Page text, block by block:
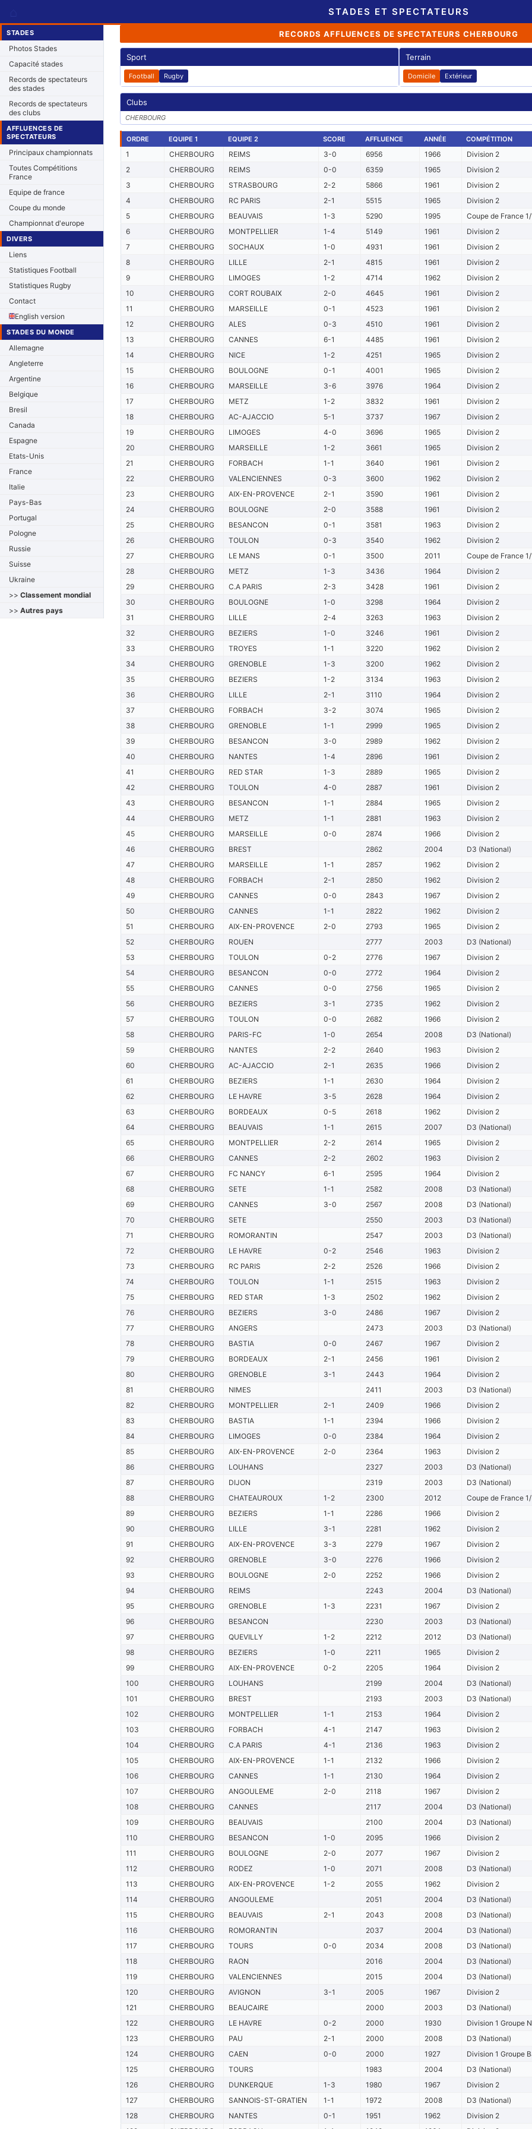
STADES ET SPECTATEURS
STADES
Photos Stades
Capacité stades
Records de spectateurs
des stades
Records de spectateurs
des clubs
AFFLUENCES DE
SPECTATEURS
Principaux championnats
Toutes Compétitions
France
Equipe de france
Coupe du monde
Championnat d'europe
DIVERS
Liens
Statistiques Football
Statistiques Rugby
Contact
English version
STADES DU MONDE
Allemagne
Angleterre
Argentine
Belgique
Bresil
Canada
Espagne
Etats-Unis
France
Italie
Pays-Bas
Portugal
Pologne
Russie
Suisse
Ukraine
>> Classement mondial
>> Autres pays
RECORDS AFFLUENCES DE SPECTATEURS CHERBOURG
Sport
Football Rugby
Terrain
Domicile Extérieur
Clubs
CHERBOURG
ORDRE EQUIPE 1 EQUIPE 2 SCORE AFFLUENCE ANNÉE COMPÉTITION
1 CHERBOURG REIMS 3-0 6956 1966
Division 2
2
CHERBOURG REIMS 0-0 6359 1965
Division 2
3
CHERBOURG STRASBOURG 2-2 5866 1961
Division 2
4
CHERBOURG RC PARIS 2-1 5515 1965
Division 2
5
CHERBOURG BEAUVAIS 1-3 5290 1995
Coupe de France
6
CHERBOURG MONTPELLIER 1-4 5149 1961
Division 2
7
CHERBOURG SOCHAUX 1-0 4931 1961
Division 2
8
CHERBOURG LILLE 2-1 4815 1961
Division 2
9
CHERBOURG LIMOGES 1-2 4714 1962
Division 2
10
CHERBOURG CORT ROUBAIX 2-0 4645 1961
Division 2
11
CHERBOURG MARSEILLE 0-1 4523 1961
Division 2
12
CHERBOURG ALES 0-3 4510 1961
Division 2
13
CHERBOURG CANNES 6-1 4485 1961
Division 2
14
CHERBOURG NICE 1-2 4251 1965
Division 2
15
CHERBOURG BOULOGNE 0-1 4001 1965
Division 2
16
CHERBOURG MARSEILLE 3-6 3976 1964
Division 2
17
CHERBOURG METZ 1-2 3832 1961
Division 2
18
CHERBOURG AC-AJACCIO 5-1 3737 1967
Division 2
19
CHERBOURG LIMOGES 4-0 3696 1965
Division 2
20
CHERBOURG MARSEILLE 1-2 3661 1965
Division 2
21
CHERBOURG FORBACH 1-1 3640 1961
Division 2
22
CHERBOURG VALENCIENNES 0-3 3600 1962
Division 2
23
CHERBOURG AIX-EN-PROVENCE 2-1 3590 1961
Division 2
24
CHERBOURG BOULOGNE 2-0 3588 1961
Division 2
25
CHERBOURG BESANCON 0-1 3581 1963
Division 2
26
CHERBOURG TOULON 0-3 3540 1962
Division 2
27
CHERBOURG LE MANS 0-1 3500 2011
Coupe de France
28
CHERBOURG METZ 1-3 3436 1964
Division 2
29
CHERBOURG C.A PARIS 2-3 3428 1961
Division 2
30
CHERBOURG BOULOGNE 1-0 3298 1964
Division 2
31
CHERBOURG LILLE 2-4 3263 1963
Division 2
32
CHERBOURG BEZIERS 1-0 3246 1961
Division 2
33
CHERBOURG TROYES 1-1 3220 1962
Division 2
34
CHERBOURG GRENOBLE 1-3 3200 1962
Division 2
35
CHERBOURG BEZIERS 1-2 3134 1963
Division 2
36
CHERBOURG LILLE 2-1 3110 1964
Division 2
37
CHERBOURG FORBACH 3-2 3074 1965
Division 2
38
CHERBOURG GRENOBLE 1-1 2999 1965
Division 2
39
CHERBOURG BESANCON 3-0 2989 1962
Division 2
40
CHERBOURG NANTES 1-4 2896 1961
Division 2
41
CHERBOURG RED STAR 1-3 2889 1965
Division 2
42
CHERBOURG TOULON 4-0 2887 1961
Division 2
43
CHERBOURG BESANCON 1-1 2884 1965
Division 2
44
CHERBOURG METZ 1-1 2881 1963
Division 2
45
CHERBOURG MARSEILLE 0-0 2874 1966
Division 2
46
CHERBOURG BREST 2862 2004
D3 (National)
47
CHERBOURG MARSEILLE 1-1 2857 1962
Division 2
48
CHERBOURG FORBACH 2-1 2850 1962
Division 2
49
CHERBOURG CANNES 0-0 2843 1967
Division 2
50
CHERBOURG CANNES 1-1 2822 1962
Division 2
51
CHERBOURG AIX-EN-PROVENCE 2-0 2793 1965
Division 2
52
CHERBOURG ROUEN 2777 2003
D3 (National)
53
CHERBOURG TOULON 0-2 2776 1967
Division 2
54
CHERBOURG BESANCON 0-0 2772 1964
Division 2
55
CHERBOURG CANNES 0-0 2756 1965
Division 2
56
CHERBOURG BEZIERS 3-1 2735 1962
Division 2
57
CHERBOURG TOULON 0-0 2682 1966
Division 2
58
CHERBOURG PARIS-FC 1-0 2654 2008
D3 (National)
59
CHERBOURG NANTES 2-2 2640 1963
Division 2
60
CHERBOURG AC-AJACCIO 2-1 2635 1966
Division 2
61
CHERBOURG BEZIERS 1-1 2630 1964
Division 2
62
CHERBOURG LE HAVRE 3-5 2628 1964
Division 2
63
CHERBOURG BORDEAUX 0-5 2618 1962
Division 2
64
CHERBOURG BEAUVAIS 1-1 2615 2007
D3 (National)
65
CHERBOURG MONTPELLIER 2-2 2614 1965
Division 2
66
CHERBOURG CANNES 2-2 2602 1963
Division 2
67
CHERBOURG FC NANCY 6-1 2595 1964
Division 2
68
CHERBOURG SETE 1-1 2582 2008
D3 (National)
69
CHERBOURG CANNES 3-0 2567 2008
D3 (National)
70
CHERBOURG SETE 2550 2003
D3 (National)
71
CHERBOURG ROMORANTIN 2547 2003
D3 (National)
72
CHERBOURG LE HAVRE 0-2 2546 1963
Division 2
73
CHERBOURG RC PARIS 2-2 2526 1966
Division 2
74
CHERBOURG TOULON 1-1 2515 1963
Division 2
75
CHERBOURG RED STAR 1-3 2502 1962
Division 2
76
CHERBOURG BEZIERS 3-0 2486 1967
Division 2
77
CHERBOURG ANGERS 2473 2003
D3 (National)
78
CHERBOURG BASTIA 0-0 2467 1967
Division 2
79
CHERBOURG BORDEAUX 2-1 2456 1961
Division 2
80
CHERBOURG GRENOBLE 3-1 2443 1964
Division 2
81
CHERBOURG NIMES 2411 2003
D3 (National)
82
CHERBOURG MONTPELLIER 2-1 2409 1966
Division 2
83
CHERBOURG BASTIA 1-1 2394 1966
Division 2
84
CHERBOURG LIMOGES 0-0 2384 1964
Division 2
85
CHERBOURG AIX-EN-PROVENCE 2-0 2364 1963
Division 2
86
CHERBOURG LOUHANS 2327 2003
D3 (National)
87
CHERBOURG DIJON 2319 2003
D3 (National)
88
CHERBOURG CHATEAUROUX 1-2 2300 2012
Coupe de France
89
CHERBOURG BEZIERS 1-1 2286 1966
Division 2
90
CHERBOURG LILLE 3-1 2281 1962
Division 2
91
CHERBOURG AIX-EN-PROVENCE 3-3 2279 1967
Division 2
92
CHERBOURG GRENOBLE 3-0 2276 1966
Division 2
93
CHERBOURG BOULOGNE 2-0 2252 1966
Division 2
94
CHERBOURG REIMS 2243 2004
D3 (National)
95
CHERBOURG GRENOBLE 1-3 2231 1967
Division 2
96
CHERBOURG BESANCON 2230 2003
D3 (National)
97
CHERBOURG QUEVILLY 1-2 2212 2012
D3 (National)
98
CHERBOURG BEZIERS 1-0 2211 1965
Division 2
99
CHERBOURG AIX-EN-PROVENCE 0-2 2205 1964
Division 2
100
CHERBOURG LOUHANS 2199 2004
D3 (National)
101
CHERBOURG BREST 2193 2003
D3 (National)
102
CHERBOURG MONTPELLIER 1-1 2153 1964
Division 2
103
CHERBOURG FORBACH 4-1 2147 1963
Division 2
104
CHERBOURG C.A PARIS 4-1 2136 1963
Division 2
105
CHERBOURG AIX-EN-PROVENCE 1-1 2132 1966
Division 2
106
CHERBOURG CANNES 1-1 2130 1964
Division 2
107
CHERBOURG ANGOULEME 2-0 2118 1967
Division 2
108
CHERBOURG CANNES 2117 2004
D3 (National)
109
CHERBOURG BEAUVAIS 2100 2004
D3 (National)
110
CHERBOURG BESANCON 1-0 2095 1966
Division 2
111
CHERBOURG BOULOGNE 2-0 2077 1967
Division 2
112
CHERBOURG RODEZ 1-0 2071 2008
D3 (National)
113
CHERBOURG AIX-EN-PROVENCE 1-2 2055 1962
Division 2
114
CHERBOURG ANGOULEME 2051 2004
D3 (National)
115
CHERBOURG BEAUVAIS 2-1 2043 2008
D3 (National)
116
CHERBOURG ROMORANTIN 2037 2004
D3 (National)
117
CHERBOURG TOURS 0-0 2034 2008
D3 (National)
118
CHERBOURG RAON 2016 2004
D3 (National)
119
CHERBOURG VALENCIENNES 2015 2004
D3 (National)
120
CHERBOURG AVIGNON 3-1 2005 1967
Division 2
121
CHERBOURG BEAUCAIRE 2000 2003
D3 (National)
122
CHERBOURG LE HAVRE 0-2 2000 1930
Division 1 Groupe
123
CHERBOURG PAU 2-1 2000 2008
D3 (National)
124
CHERBOURG CAEN 0-0 2000 1927
Division 1 Groupe
125
CHERBOURG TOURS 1983 2004
D3 (National)
126
CHERBOURG DUNKERQUE 1-3 1980 1967
Division 2
127
CHERBOURG SANNOIS-ST-GRATIEN 1-1 1972 2008
D3 (National)
128
CHERBOURG NANTES 0-1 1951 1962
Division 2